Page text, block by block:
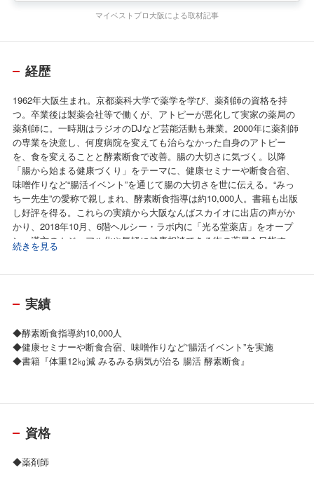
マイベストプロ大阪による取材記事
経歴
1962年大阪生まれ。京都薬科大学で薬学を学び、薬剤師の資格を持
つ。卒業後は製薬会社等で働くが、アトピーが悪化して実家の薬局の
薬剤師に。一時期はラジオのDJなど芸能活動も兼業。2000年に薬剤師
の専業を決意し、何度病院を変えても治らなかった自身のアトピー
を、食を変えることと酵素断食で改善。腸の大切さに気づく。以降
「腸から始まる健康づくり」をテーマに、健康セミナーや断食合宿、
味噌作りなど“腸活イベント”を通じて腸の大切さを世に伝える。“みっ
ちー先生”の愛称で親しまれ、酵素断食指導は約10,000人。書籍も出版
し好評を得る。これらの実績から大阪なんばスカイオに出店の声がか
かり、2018年10月、6階ヘルシー・ラボ内に「光る堂薬店」をオープ
ン。漢方のカジュアル化や気軽に健康相談できる街の薬局を目指す。
開店から約1年後、さらに多くの人に漢方の知識を伝えたいと、2019年
ンラインサロンも実施している。
続きを見る
実績
◆酵素断食指導約10,000人
◆健康セミナーや断食合宿、味噌作りなど“腸活イベント”を実施
◆書籍『体重12㎏減 みるみる病気が治る 腸活 酵素断食』
資格
◆薬剤師